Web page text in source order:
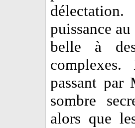
puissance
belle à
passant par
sombre
alors que